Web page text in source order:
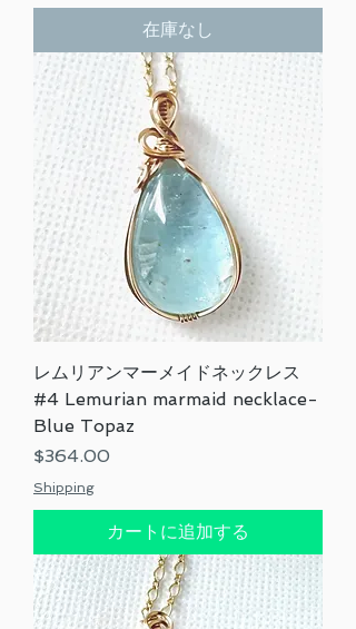
在庫なし
レムリアンマーメイドネックレス
#4 Lemurian marmaid necklace-
Blue Topaz
価格
$364.00
Shipping
カートに追加する